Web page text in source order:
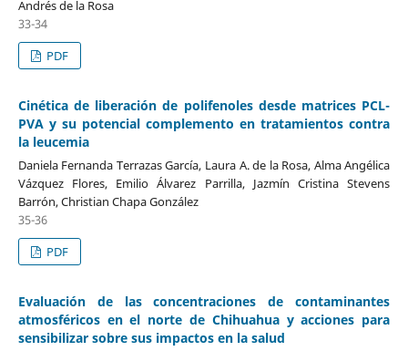
Andrés de la Rosa
33-34
PDF
Cinética de liberación de polifenoles desde matrices PCL-
PVA y su potencial complemento en tratamientos contra
la leucemia
Daniela Fernanda Terrazas García, Laura A. de la Rosa, Alma Angélica
Vázquez Flores, Emilio Álvarez Parrilla, Jazmín Cristina Stevens
Barrón, Christian Chapa González
35-36
PDF
Evaluación de las concentraciones de contaminantes
atmosféricos en el norte de Chihuahua y acciones para
sensibilizar sobre sus impactos en la salud